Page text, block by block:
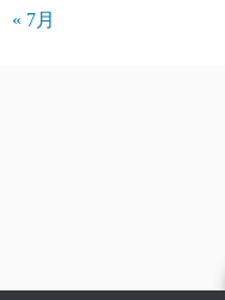
« 7月